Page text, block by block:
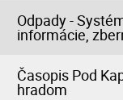
Odpady -
informácie,
Časopis Pod
hradom